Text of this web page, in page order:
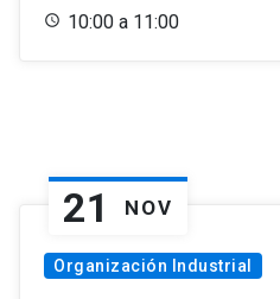
10:00 a 11:00
21 NOV
Organización Industrial